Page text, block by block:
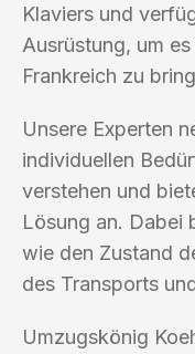
Klaviers und
Ausrüstung, um
Frankreich zu
Unsere Experten
individuellen
verstehen und
Lösung an. Dabei
wie den Zustand
des Transports
Umzugskönig